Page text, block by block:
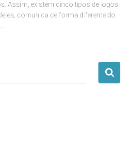
Assim, existem cinco tipos de logos
comunica de forma diferente do